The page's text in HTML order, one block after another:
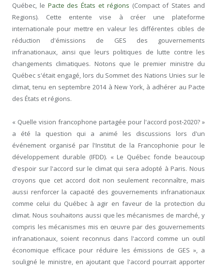
Québec, le Pacte des États et régions (Compact of States and
Regions). Cette entente vise à créer une plateforme
internationale pour mettre en valeur les différentes cibles de
réduction d'émissions de GES des gouvernements
infranationaux, ainsi que leurs politiques de lutte contre les
changements climatiques. Notons que le premier ministre du
Québec s'était engagé, lors du Sommet des Nations Unies sur le
climat, tenu en septembre 2014 à New York, à adhérer au Pacte
des États et régions.
« Quelle vision francophone partagée pour l'accord post-2020? »
a été la question qui a animé les discussions lors d'un
événement organisé par l'Institut de la Francophonie pour le
développement durable (IFDD). « Le Québec fonde beaucoup
d'espoir sur l'accord sur le climat qui sera adopté à Paris. Nous
croyons que cet accord doit non seulement reconnaître, mais
aussi renforcer la capacité des gouvernements infranationaux
comme celui du Québec à agir en faveur de la protection du
climat. Nous souhaitons aussi que les mécanismes de marché, y
compris les mécanismes mis en œuvre par des gouvernements
infranationaux, soient reconnus dans l'accord comme un outil
économique efficace pour réduire les émissions de GES », a
souligné le ministre, en ajoutant que l'accord pourrait apporter